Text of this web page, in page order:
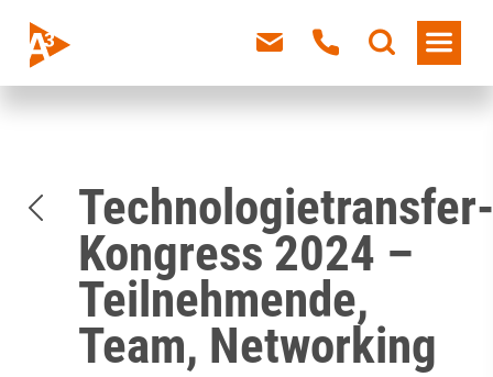
Kongress 2024 –
Teilnehmende,
Team, Networking